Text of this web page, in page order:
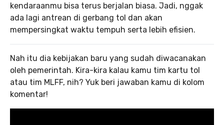
kendaraanmu bisa terus berjalan biasa. Jadi, nggak
ada lagi antrean di gerbang tol dan akan
mempersingkat waktu tempuh serta lebih efisien.
Nah itu dia kebijakan baru yang sudah diwacanakan
oleh pemerintah. Kira-kira kalau kamu tim kartu tol
atau tim MLFF, nih? Yuk beri jawaban kamu di kolom
komentar!